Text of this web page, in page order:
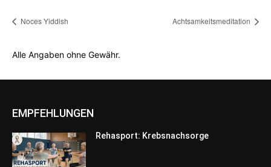
Noces Yiddish Achtsamkeitsmeditation
Alle Angaben ohne Gewähr.
EMPFEHLUNGEN
Rehasport: Krebsnachsorge